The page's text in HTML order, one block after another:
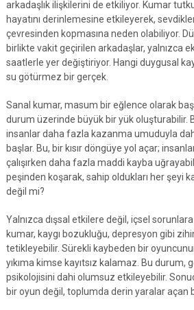
arkadaşlık ilişkilerini de etkiliyor. Kumar
hayatını derinlemesine etkileyerek,
çevresinden kopmasına neden olabiliyor.
birlikte vakit geçirilen arkadaşlar, yalnızca
saatlerle yer değiştiriyor. Hangi duygusal
su götürmez bir gerçek.
Sanal kumar, masum bir eğlence olarak
durum üzerinde büyük bir yük oluşturabilir.
insanlar daha fazla kazanma umuduyla
başlar. Bu, bir kısır döngüye yol açar;
çalışırken daha fazla maddi kayba
peşinden koşarak, sahip oldukları her şeyi
değil mi?
Yalnızca dışsal etkilere değil, içsel
kumar, kaygı bozukluğu, depresyon gibi
tetikleyebilir. Sürekli kaybeden bir
yıkıma kimse kayıtsız kalamaz. Bu durum,
psikolojisini dahi olumsuz etkileyebilir.
bir oyun değil, toplumda derin yaralar açan